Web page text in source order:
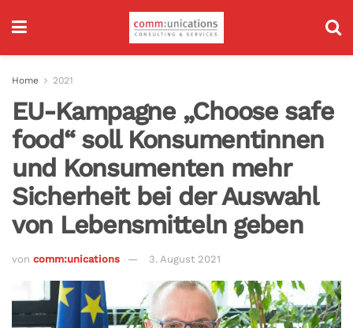
Home 2021
EU-Kampagne „Choose safe
food“ soll Konsumentinnen
und Konsumenten mehr
Sicherheit bei der Auswahl
von Lebensmitteln geben
von comm:unications 3. August 2021